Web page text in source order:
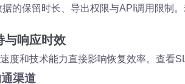
的保留时长、导出权限与API调用限制
与响应时效
度和技术能力直接影响恢复效率。查看
渠道